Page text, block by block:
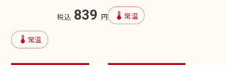
税込 839 円
device_thermostat 常温
device_thermostat 常温